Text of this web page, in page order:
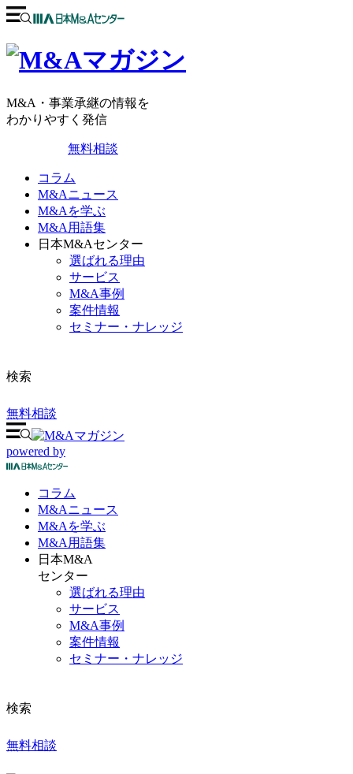
M&A・事業承継の情報を
わかりやすく発信
無料相談
コラム
M&Aニュース
M&Aを学ぶ
M&A用語集
日本M&Aセンター
選ばれる理由
サービス
M&A事例
案件情報
セミナー・ナレッジ
検索
無料相談
powered by
コラム
M&Aニュース
M&Aを学ぶ
M&A 用語集
日本M&A
センター
選ばれる理由
サービス
M&A事例
案件情報
セミナー・ナレッジ
検索
無料相談